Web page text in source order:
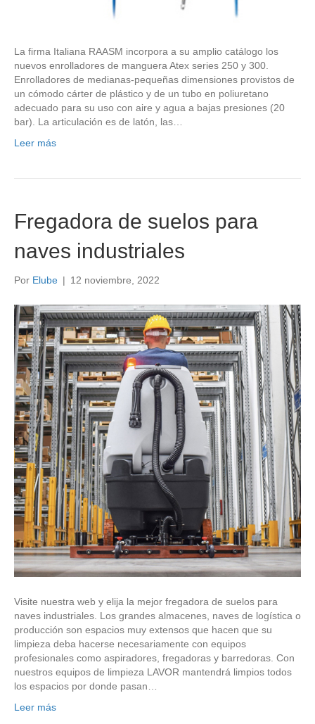
La firma Italiana RAASM incorpora a su amplio catálogo los
nuevos enrolladores de manguera Atex series 250 y 300.
Enrolladores de medianas-pequeñas dimensiones provistos de
un cómodo cárter de plástico y de un tubo en poliuretano
adecuado para su uso con aire y agua a bajas presiones (20
bar). La articulación es de latón, las…
Leer más
Fregadora de suelos para
naves industriales
Por Elube | 12 noviembre, 2022
Visite nuestra web y elija la mejor fregadora de suelos para
naves industriales. Los grandes almacenes, naves de logística o
producción son espacios muy extensos que hacen que su
limpieza deba hacerse necesariamente con equipos
profesionales como aspiradores, fregadoras y barredoras. Con
nuestros equipos de limpieza LAVOR mantendrá limpios todos
los espacios por donde pasan…
Leer más